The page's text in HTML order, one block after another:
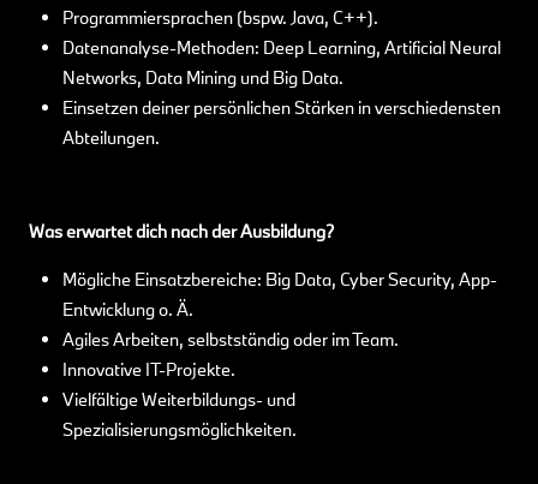
Programmiersprachen (bspw. Java, C++).
Datenanalyse-Methoden: Deep Learning, Artificial Neural
Networks, Data Mining und Big Data.
Einsetzen deiner persönlichen Stärken in verschiedensten
Abteilungen.
Was erwartet dich nach der Ausbildung?
Mögliche Einsatzbereiche: Big Data, Cyber Security, App-
Entwicklung o. Ä.
Agiles Arbeiten, selbstständig oder im Team.
Innovative IT-Projekte.
Vielfältige Weiterbildungs- und
Spezialisierungsmöglichkeiten.